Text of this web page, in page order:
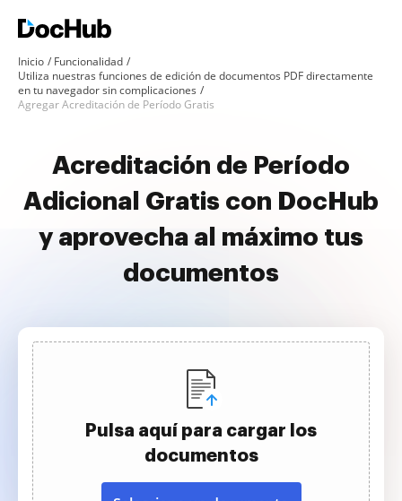
Inicio
Funcionalidad
Utiliza nuestras funciones de edición de documentos PDF directamente
en tu navegador sin complicaciones
Agregar Acreditación de Período Gratis
Acreditación de Período
Adicional Gratis con DocHub
y aprovecha al máximo tus
documentos
Pulsa aquí para cargar los
documentos